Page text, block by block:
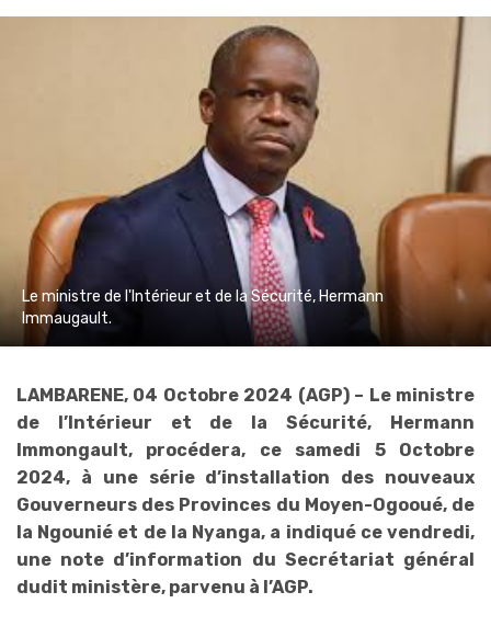
Le ministre de l'Intérieur et de la Sécurité, Hermann
Immaugault.
LAMBARENE, 04 Octobre 2024 (AGP) – Le ministre
de l’Intérieur et de la Sécurité, Hermann
Immongault, procédera, ce samedi 5 Octobre
2024, à une série d’installation des nouveaux
Gouverneurs des Provinces du Moyen-Ogooué, de
la Ngounié et de la Nyanga, a indiqué ce vendredi,
une note d’information du Secrétariat général
dudit ministère, parvenu à l’AGP.